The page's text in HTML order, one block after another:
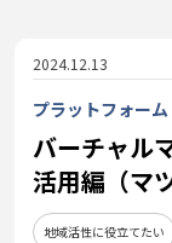
2024.12.13
プラットフォーム
バーチャル
活用編（マ
地域活性に役立てたい